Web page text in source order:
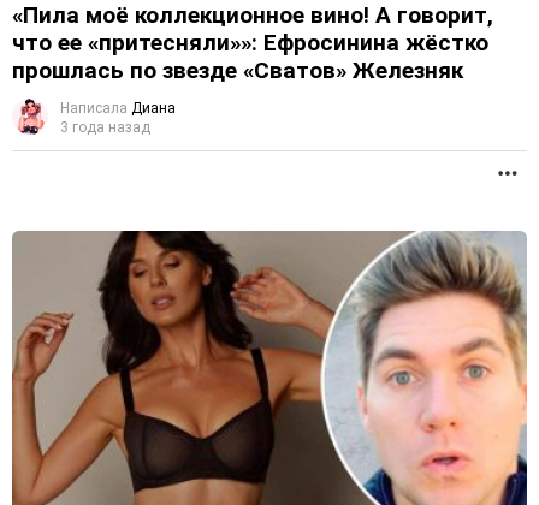
«Пила моё коллекционное вино! А говорит,
что ее «притесняли»»: Ефросинина жёстко
прошлась по звезде «Сватов» Железняк
Написала Диана
3 года назад